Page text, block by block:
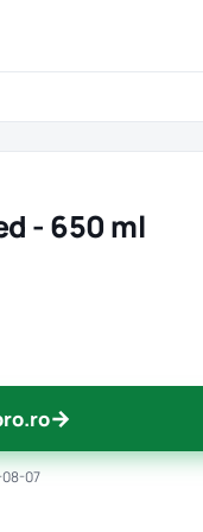
- 650 ml
→
07